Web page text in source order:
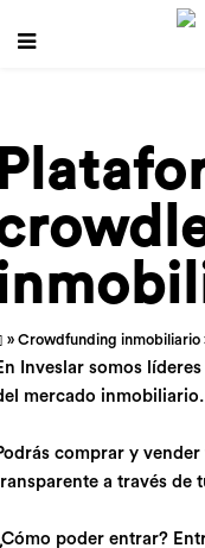
» Crowdfunding inmobiliario
Inveslar somos
mercado inmobiliario.
comprar y
a través de
poder entrar?